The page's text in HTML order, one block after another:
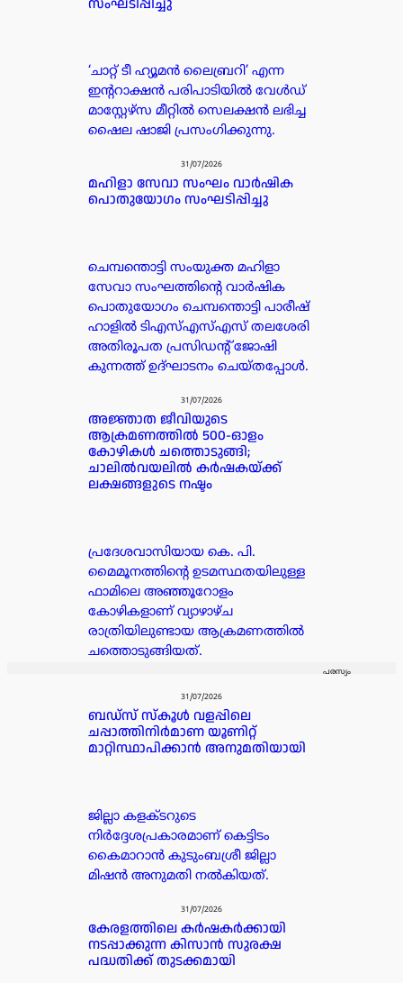
‘ചാറ്റ് ടീ ഹ്യൂമൻ ലൈബ്രറി’ എന്ന
ഇന്ററാക്ഷൻ പരിപാടിയിൽ വേൾഡ്
മാസ്റ്റേഴ്സ മീറ്റിൽ സെലക്ഷൻ ലഭിച്ച
ഷൈല ഷാജി പ്രസംഗിക്കുന്നു.
31/07/2026
മഹിളാ സേവാ സംഘം വാർഷിക
പൊതുയോഗം സംഘടിപ്പിച്ചു
ചെമ്പന്തൊട്ടി സംയുക്ത മഹിളാ
സേവാ സംഘത്തിന്റെ വാർഷിക
പൊതുയോഗം ചെമ്പന്തൊട്ടി പാരീഷ്
ഹാളിൽ ടിഎസ്എസ്എസ് തലശേരി
അതിരൂപത പ്രസിഡൻ്റ് ജോഷി
കുന്നത്ത് ഉദ്ഘാടനം ചെയ്തപ്പോൾ.
31/07/2026
അജ്ഞാത ജീവിയുടെ
ആക്രമണത്തിൽ 500-ഓളം
കോഴികൾ ചത്തൊടുങ്ങി;
ചാലിൽവയലിൽ കർഷകയ്ക്ക്
ലക്ഷങ്ങളുടെ നഷ്ടം
പ്രദേശവാസിയായ കെ. പി.
മൈമൂനത്തിന്റെ ഉടമസ്ഥതയിലുള്ള
ഫാമിലെ അഞ്ഞൂറോളം
കോഴികളാണ് വ്യാഴാഴ്ച
രാത്രിയിലുണ്ടായ ആക്രമണത്തിൽ
ചത്തൊടുങ്ങിയത്.
പരസ്യം
31/07/2026
ബഡ്‌സ് സ്കൂൾ വളപ്പിലെ
ചപ്പാത്തിനിർമാണ യൂണിറ്റ്
മാറ്റിസ്ഥാപിക്കാൻ അനുമതിയായി
ജില്ലാ കളക്ടറുടെ
നിർദ്ദേശപ്രകാരമാണ് കെട്ടിടം
കൈമാറാൻ കുടുംബശ്രീ ജില്ലാ
മിഷൻ അനുമതി നൽകിയത്.
31/07/2026
കേരളത്തിലെ കർഷകർക്കായി
നടപ്പാക്കുന്ന കിസാൻ സുരക്ഷ
പദ്ധതിക്ക് തുടക്കമായി